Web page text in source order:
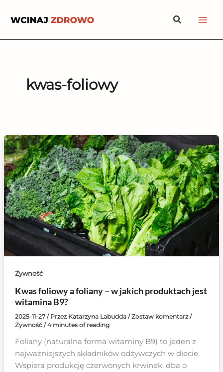
Szukaj
kwas-foliowy
Żywność
Kwas foliowy a foliany – w jakich produktach jest
witamina B9?
2025-11-27 / Przez Katarzyna Labudda /Zostaw komentarz /
Żywność/4 minutes of reading
Foliany (naturalna forma witaminy B9) to jeden z
najważniejszych składników odżywczych w diecie.
Wspiera produkcję czerwonych krwinek, dba o